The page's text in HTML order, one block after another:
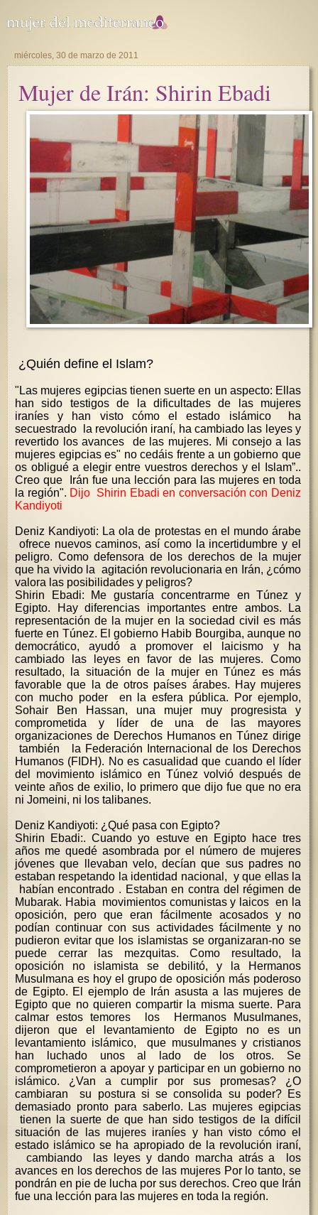
miércoles, 30 de marzo de 2011
Mujer de Irán: Shirin Ebadi
¿Quién define el Islam?
"Las mujeres egipcias tienen suerte en un aspecto: Ellas
han sido testigos de la dificultades de las mujeres
iraníes y han visto cómo el estado islámico ha
secuestrado la revolución iraní, ha cambiado las leyes y
revertido los avances de las mujeres. Mi consejo a las
mujeres egipcias es" no cedáis frente a un gobierno que
os obligué a elegir entre vuestros derechos y el Islam”..
Creo que Irán fue una lección para las mujeres en toda
la región". Dijo Shirin Ebadi en conversación con Deniz
Kandiyoti
Deniz Kandiyoti: La ola de protestas en el mundo árabe
ofrece nuevos caminos, así como la incertidumbre y el
peligro. Como defensora de los derechos de la mujer
que ha vivido la agitación revolucionaria en Irán, ¿cómo
valora las posibilidades y peligros?
Shirin Ebadi: Me gustaría concentrarme en Túnez y
Egipto. Hay diferencias importantes entre ambos. La
representación de la mujer en la sociedad civil es más
fuerte en Túnez. El gobierno Habib Bourgiba, aunque no
democrático, ayudó a promover el laicismo y ha
cambiado las leyes en favor de las mujeres. Como
resultado, la situación de la mujer en Túnez es más
favorable que la de otros países árabes. Hay mujeres
con mucho poder en la esfera pública. Por ejemplo,
Sohair Ben Hassan, una mujer muy progresista y
comprometida y líder de una de las mayores
organizaciones de Derechos Humanos en Túnez dirige
también la Federación Internacional de los Derechos
Humanos (FIDH). No es casualidad que cuando el líder
del movimiento islámico en Túnez volvió después de
veinte años de exilio, lo primero que dijo fue que no era
ni Jomeini, ni los talibanes.
Deniz Kandiyoti: ¿Qué pasa con Egipto?
Shirin Ebadi:. Cuando yo estuve en Egipto hace tres
años me quedé asombrada por el número de mujeres
jóvenes que llevaban velo, decían que sus padres no
estaban respetando la identidad nacional, y que ellas la
habían encontrado . Estaban en contra del régimen de
Mubarak. Habia movimientos comunistas y laicos en la
oposición, pero que eran fácilmente acosados y no
podían continuar con sus actividades fácilmente y no
pudieron evitar que los islamistas se organizaran-no se
puede cerrar las mezquitas. Como resultado, la
oposición no islamista se debilitó, y la Hermanos
Musulmana es hoy el grupo de oposición más poderoso
de Egipto. El ejemplo de Irán asusta a las mujeres de
Egipto que no quieren compartir la misma suerte. Para
calmar estos temores los Hermanos Musulmanes,
dijeron que el levantamiento de Egipto no es un
levantamiento islámico, que musulmanes y cristianos
han luchado unos al lado de los otros. Se
comprometieron a apoyar y participar en un gobierno no
islámico. ¿Van a cumplir por sus promesas? ¿O
cambiaran su postura si se consolida su poder? Es
demasiado pronto para saberlo. Las mujeres egipcias
tienen la suerte de que han sido testigos de la difícil
situación de las mujeres iraníes y han visto cómo el
estado islámico se ha apropiado de la revolución iraní,
cambiando las leyes y dando marcha atrás a los
avances en los derechos de las mujeres Por lo tanto, se
pondrán en pie de lucha por sus derechos. Creo que Irán
fue una lección para las mujeres en toda la región.